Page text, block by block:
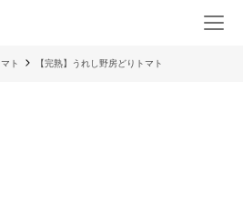
マト 【完熟】うれし野房どりトマト